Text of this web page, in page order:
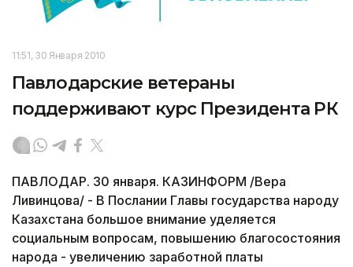
11:51, 30 Января 2010
Павлодарские ветераны
поддерживают курс Президента РК
ПАВЛОДАР. 30 января. КАЗИНФОРМ /Вера
Ливинцова/ - В Послании Главы государства народу
Казахстана большое внимание уделяется
социальным вопросам, повышению благосостояния
народа - увеличению заработной платы